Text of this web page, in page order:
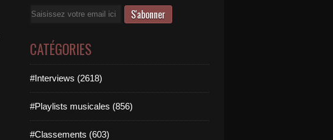
Email
CATÉGORIES
#Interviews (2618)
#Playlists musicales (856)
#Classements (603)